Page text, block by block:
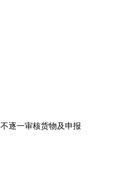
逐一审核货物及申报